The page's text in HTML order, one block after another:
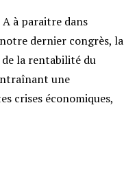
à paraitre dans
dernier congrès, la
la rentabilité du
une
crises économiques,